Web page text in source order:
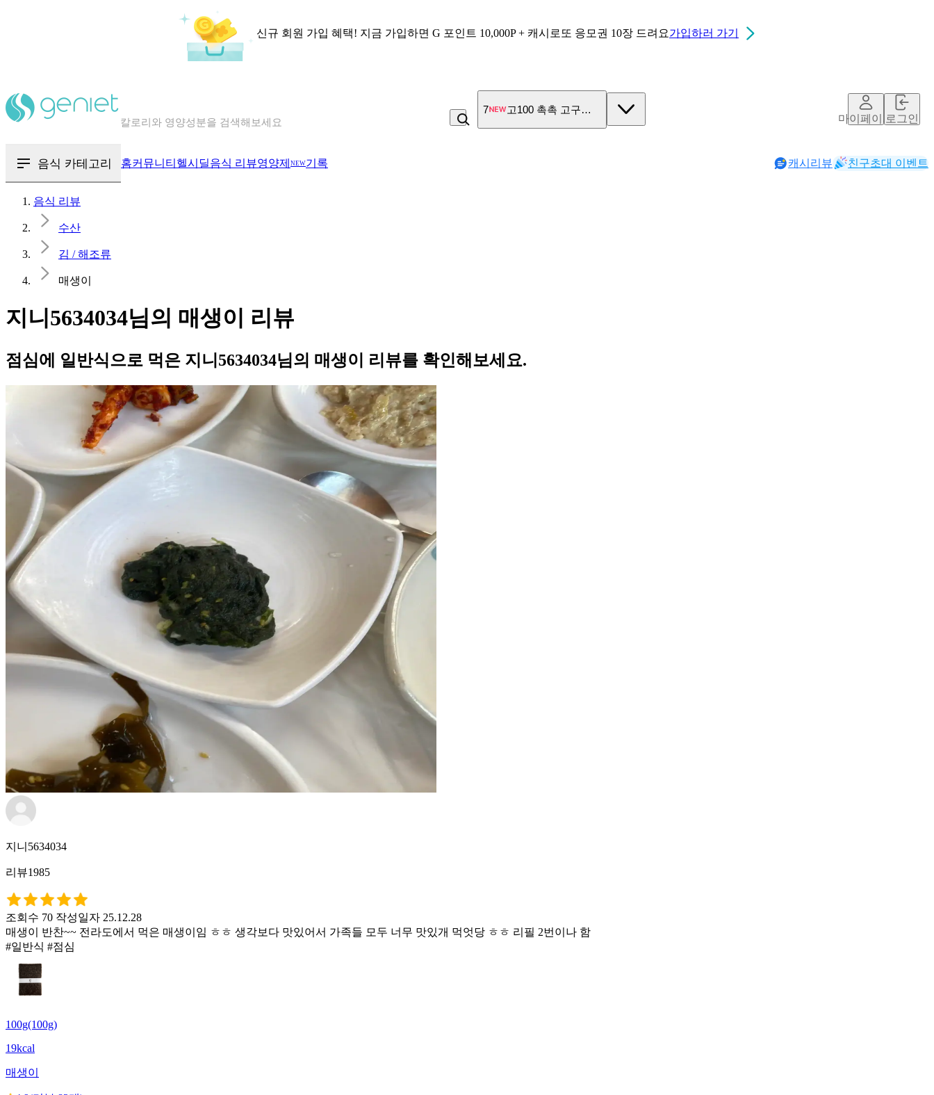
신규 회원 가입 혜택! 지금 가입하면 G 포인트 10,000P + 캐시로또 응모권 10장 드려요가입하러 가기
혈당 · 다이어트 음식 검색해보세요
7 고100 촉촉 고구마 스틱
마이페이지로그인
음식 카테고리 홈커뮤니티 헬시딜음식 리뷰영양제 NEW기록 캐시리뷰 친구초대 이벤트
음식 리뷰
수산
김 / 해조류
매생이
지니5634034님의 매생이 리뷰
점심에 일반식으로 먹은 지니5634034님의 매생이 리뷰를 확인해보세요.
지니5634034
리뷰1985
조회수 70 작성일자 25.12.28
매생이 반찬~~ 전라도에서 먹은 매생이임 ㅎㅎ 생각보다 맛있어서 가족들 모두 너무 맛있개 먹엇당 ㅎㅎ 리필 2번이나 함
#일반식 #점심
100g(100g)
19kcal
매생이